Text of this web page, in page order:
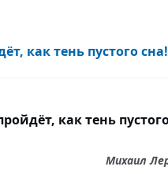
как тень пустого
как тень
Михаил